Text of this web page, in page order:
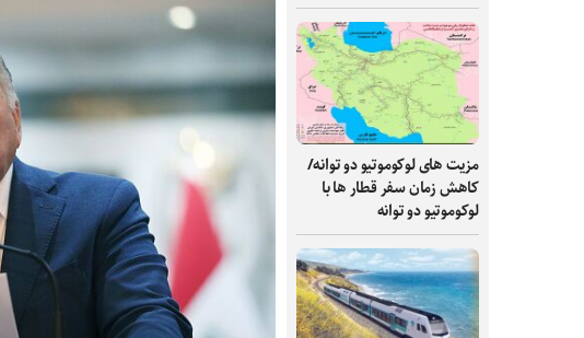
مزیت های لوکوموتیو دو توانه/
کاهش زمان سفر قطار ها با
لوکوموتیو دو توانه